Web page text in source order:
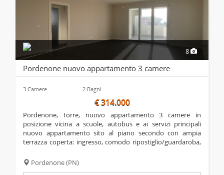
8
Pordenone nuovo appartamento 3 camere
3 Camere 2 Bagni
€ 314.000
pordenone, torre, nuovo appartamento 3 camere in
posizione vicina a scuole, autobus e ai servizi principali
nuovo appartamento sito al piano secondo con ampia
terrazza coperta: ingresso, comodo ripostiglio/guardaroba,
terrazza di 18 mq, vano ripostiglio/lavanderia,...
Pordenone(PN)